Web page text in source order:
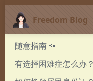
Freedom Blog
随意指南 🦮
有选择困难症怎么办？